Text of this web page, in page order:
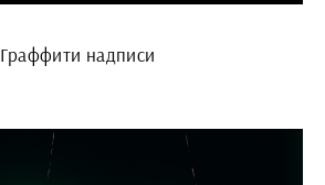
Граффити надписи